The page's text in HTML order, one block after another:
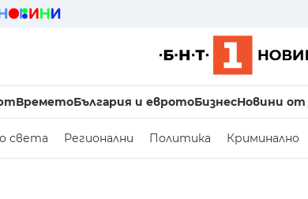
ВреметоБългария и евротоБизнесНовини
света Регионални Политика Криминално